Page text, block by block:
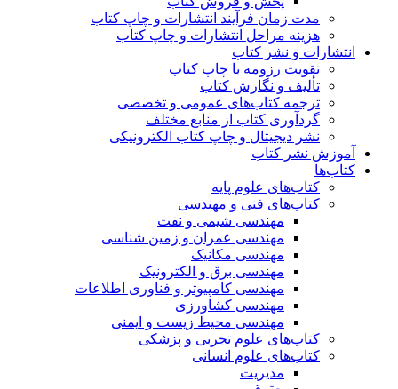
مدت زمان فرآیند انتشارات و چاپ کتاب
هزینه مراحل انتشارات و چاپ کتاب
انتشارات و نشر کتاب
تقویت رزومه با چاپ کتاب
تألیف و نگارش کتاب
ترجمه کتاب‌های عمومی و تخصصی
گردآوری کتاب از منابع مختلف
نشر دیجیتال و چاپ کتاب الکترونیکی
آموزش نشر کتاب
کتاب‌ها
کتاب‌های علوم پایه
کتاب‌های فنی و مهندسی
مهندسی شیمی و نفت
مهندسی عمران و زمین شناسی
مهندسی مکانیک
مهندسی برق و الکترونیک
مهندسی کامپیوتر و فناوری اطلاعات
مهندسی کشاورزی
مهندسی محیط زیست و ایمنی
کتاب‌های علوم تجربی و پزشکی
کتاب‌های علوم انسانی
مدیریت